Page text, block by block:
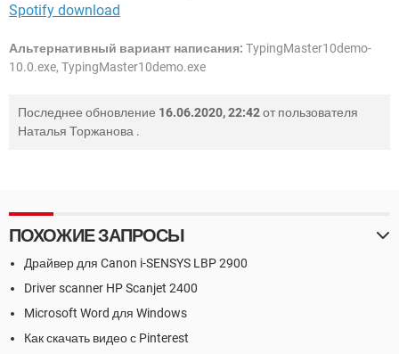
Spotify download
Альтернативный вариант написания: TypingMaster10demo-
10.0.exe, TypingMaster10demo.exe
Последнее обновление 16.06.2020, 22:42от пользователя
Наталья Торжанова .
ПОХОЖИЕ ЗАПРОСЫ
Драйвер для Canon i-SENSYS LBP 2900
Driver scanner HP Scanjet 2400
Microsoft Word для Windows
Как скачать видео с Pinterest